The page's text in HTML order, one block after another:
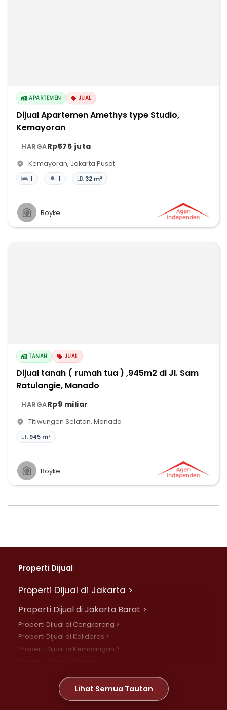
APARTEMEN JUAL
Dijual Apartemen Amethys type Studio,
Kemayoran
HARGARp575 juta
Kemayoran, Jakarta Pusat
1 1 LB: 32 m²
Boyke
TANAH JUAL
Dijual tanah ( rumah tua ) ,945m2 di Jl. Sam
Ratulangie, Manado
HARGARp9 miliar
Titiwungen Selatan, Manado
LT: 945 m²
Boyke
Properti Dijual
Properti Dijual di Jakarta >
Properti Dijual di Jakarta Barat >
Properti Dijual di Cengkareng >
Properti Dijual di Kalideres >
Properti Dijual di Kembangan >
Properti Dijual di Meruya >
Properti Dijual di Jelambar >
Lihat Semua Tautan